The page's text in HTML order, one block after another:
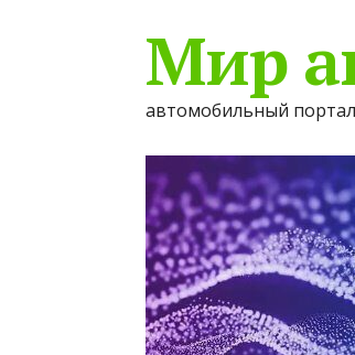
Мир
автомобильный портал